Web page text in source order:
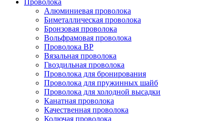
Проволока
Алюминиевая проволока
Биметаллическая проволока
Бронзовая проволока
Вольфрамовая проволока
Проволока ВР
Вязальная проволока
Гвоздильная проволока
Проволока для бронирования
Проволока для пружинных шайб
Проволока для холодной высадки
Канатная проволока
Качественная проволока
Колючая проволока